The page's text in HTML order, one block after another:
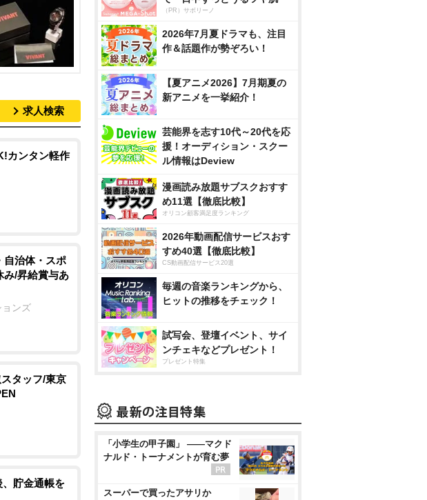
求人検索
カンタン軽作
自治体・スポ
み/昇給賞与あ
ンズ
タッフ/東京
貯金通帳を
（PR）サボリーノ
2026年7月夏ドラマも、注目
作＆話題作が勢ぞろい！
【夏アニメ2026】7月期夏の
新アニメを一挙紹介！
芸能界を志す10代～20代を応
援！オーディション・スクー
ル情報はDeview
漫画読み放題サブスクおすす
め11選【徹底比較】
オリコン顧客満足度ランキング
2026年動画配信サービスおす
すめ40選【徹底比較】
CS動画配信サービス20選
毎週の音楽ランキングから、
ヒットの推移をチェック！
試写会、登壇イベント、サイ
ンチェキなどプレゼント！
プレゼント特集
「小学生の甲子園」 ――マクド
ナルド・トーナメントが育む夢
スーパーで買ったアサリか